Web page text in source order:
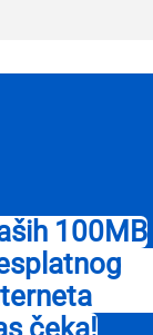
100MB